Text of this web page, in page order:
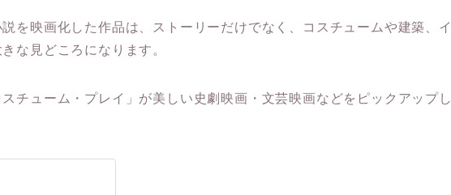
を映画化した作品は、ストーリーだけでなく、コスチュームや建築、イ
な見どころになります。
チューム・プレイ」が美しい史劇映画・文芸映画などをピックアップし